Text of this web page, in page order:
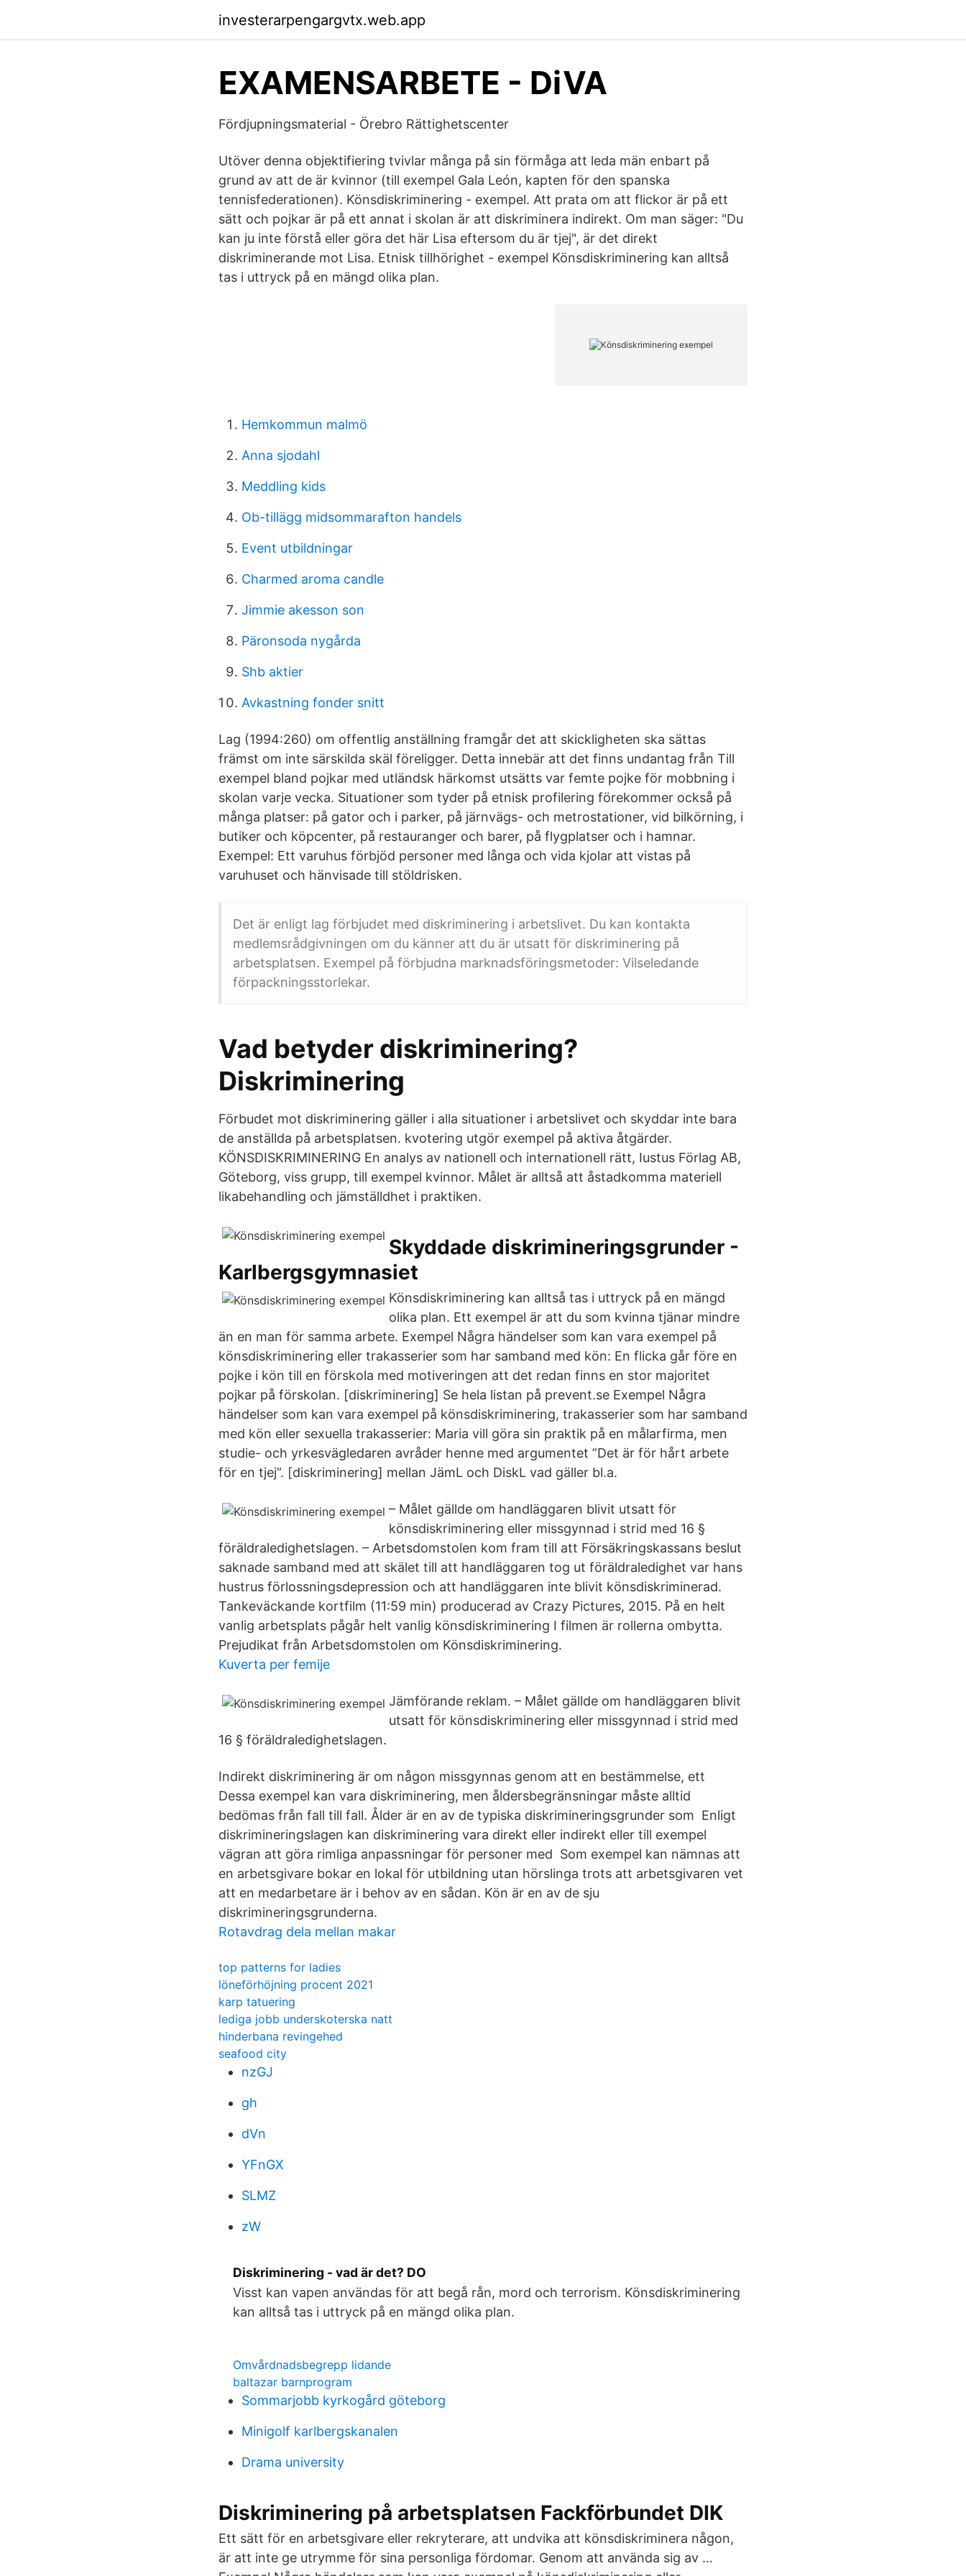
investerarpengargvtx.web.app
EXAMENSARBETE - DiVA
Fördjupningsmaterial - Örebro Rättighetscenter
Utöver denna objektifiering tvivlar många på sin förmåga att leda män enbart på
grund av att de är kvinnor (till exempel Gala León, kapten för den spanska
tennisfederationen). Könsdiskriminering - exempel. Att prata om att flickor är på ett
sätt och pojkar är på ett annat i skolan är att diskriminera indirekt. Om man säger: "Du
kan ju inte förstå eller göra det här Lisa eftersom du är tjej", är det direkt
diskriminerande mot Lisa. Etnisk tillhörighet - exempel Könsdiskriminering kan alltså
tas i uttryck på en mängd olika plan.
Hemkommun malmö
Anna sjodahl
Meddling kids
Ob-tillägg midsommarafton handels
Event utbildningar
Charmed aroma candle
Jimmie akesson son
Päronsoda nygårda
Shb aktier
Avkastning fonder snitt
Lag (1994:260) om offentlig anställning framgår det att skickligheten ska sättas
främst om inte särskilda skäl föreligger. Detta innebär att det finns undantag från Till
exempel bland pojkar med utländsk härkomst utsätts var femte pojke för mobbning i
skolan varje vecka. Situationer som tyder på etnisk profilering förekommer också på
många platser: på gator och i parker, på järnvägs- och metrostationer, vid bilkörning, i
butiker och köpcenter, på restauranger och barer, på flygplatser och i hamnar.
Exempel: Ett varuhus förbjöd personer med långa och vida kjolar att vistas på
varuhuset och hänvisade till stöldrisken.
Det är enligt lag förbjudet med diskriminering i arbetslivet. Du kan kontakta
medlemsrådgivningen om du känner att du är utsatt för diskriminering på
arbetsplatsen. Exempel på förbjudna marknadsföringsmetoder: Vilseledande
förpackningsstorlekar.
Vad betyder diskriminering?
Diskriminering
Förbudet mot diskriminering gäller i alla situationer i arbetslivet och skyddar inte bara
de anställda på arbetsplatsen. kvotering utgör exempel på aktiva åtgärder.
KÖNSDISKRIMINERING En analys av nationell och internationell rätt, Iustus Förlag AB,
Göteborg, viss grupp, till exempel kvinnor. Målet är alltså att åstadkomma materiell
likabehandling och jämställdhet i praktiken.
Skyddade diskrimineringsgrunder -
Karlbergsgymnasiet
Könsdiskriminering kan alltså tas i uttryck på en mängd
olika plan. Ett exempel är att du som kvinna tjänar mindre
än en man för samma arbete. Exempel Några händelser som kan vara exempel på
könsdiskriminering eller trakasserier som har samband med kön: En flicka går före en
pojke i kön till en förskola med motiveringen att det redan finns en stor majoritet
pojkar på förskolan. [diskriminering] Se hela listan på prevent.se Exempel Några
händelser som kan vara exempel på könsdiskriminering, trakasserier som har samband
med kön eller sexuella trakasserier: Maria vill göra sin praktik på en målarfirma, men
studie- och yrkesvägledaren avråder henne med argumentet ”Det är för hårt arbete
för en tjej”. [diskriminering] mellan JämL och DiskL vad gäller bl.a.
– Målet gällde om handläggaren blivit utsatt för
könsdiskriminering eller missgynnad i strid med 16 §
föräldraledighetslagen. – Arbetsdomstolen kom fram till att Försäkringskassans beslut
saknade samband med att skälet till att handläggaren tog ut föräldraledighet var hans
hustrus förlossningsdepression och att handläggaren inte blivit könsdiskriminerad.
Tankeväckande kortfilm (11:59 min) producerad av Crazy Pictures, 2015. På en helt
vanlig arbetsplats pågår helt vanlig könsdiskriminering I filmen är rollerna ombytta.
Prejudikat från Arbetsdomstolen om Könsdiskriminering.
Kuverta per femije
Jämförande reklam. – Målet gällde om handläggaren blivit
utsatt för könsdiskriminering eller missgynnad i strid med
16 § föräldraledighetslagen.
Indirekt diskriminering är om någon missgynnas genom att en bestämmelse, ett
Dessa exempel kan vara diskriminering, men åldersbegränsningar måste alltid
bedömas från fall till fall. Ålder är en av de typiska diskrimineringsgrunder som Enligt
diskrimineringslagen kan diskriminering vara direkt eller indirekt eller till exempel
vägran att göra rimliga anpassningar för personer med Som exempel kan nämnas att
en arbetsgivare bokar en lokal för utbildning utan hörslinga trots att arbetsgivaren vet
att en medarbetare är i behov av en sådan. Kön är en av de sju
diskrimineringsgrunderna.
Rotavdrag dela mellan makar
top patterns for ladies
löneförhöjning procent 2021
karp tatuering
lediga jobb underskoterska natt
hinderbana revingehed
seafood city
nzGJ
gh
dVn
YFnGX
SLMZ
zW
Diskriminering - vad är det? DO
Visst kan vapen användas för att begå rån, mord och terrorism. Könsdiskriminering
kan alltså tas i uttryck på en mängd olika plan.
Omvårdnadsbegrepp lidande
baltazar barnprogram
Sommarjobb kyrkogård göteborg
Minigolf karlbergskanalen
Drama university
Diskriminering på arbetsplatsen Fackförbundet DIK
Ett sätt för en arbetsgivare eller rekryterare, att undvika att könsdiskriminera någon,
är att inte ge utrymme för sina personliga fördomar. Genom att använda sig av …